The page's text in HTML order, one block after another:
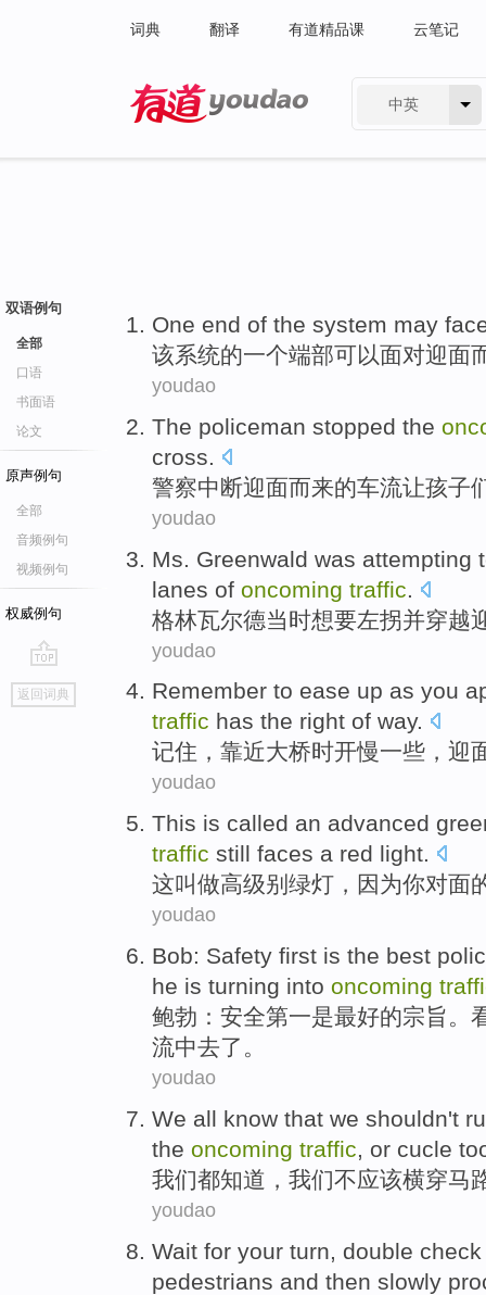
词典 翻译 有道精品课 云笔记
中英
双语例句
全部
口语
书面语
论文
原声例句
全部
音频例句
视频例句
权威例句
go
top
返回词典
One end of the system may
该系统的一个端部可以面对迎面
youdao
The policeman stopped the
cross.
警察中断迎面而来的车流让孩子
youdao
Ms. Greenwald was attempting
lanes of oncoming traffic
格林瓦尔德当时想要左拐并穿越
youdao
Remember to ease up as you
traffic has the right of way.
记住 ， 靠近大桥时开慢一些， 迎
youdao
This is called an advanced
traffic still faces a red light.
这叫做高级别 绿灯 ， 因为你对面
youdao
Bob: Safety first is the best
he is turning into oncoming
鲍勃 ： 安全第一是最好的宗旨。
流中去了。
youdao
We all know that we shouldn't
the oncoming traffic, or cucle
我们都知道 ，我们不应该横穿马
youdao
Wait for your turn double check
pedestrians and then slowly